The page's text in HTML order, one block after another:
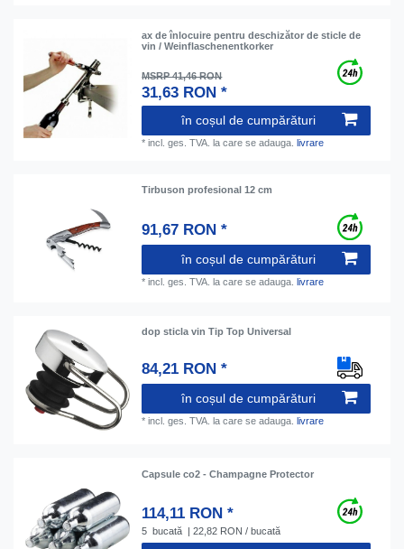
ax de înlocuire pentru deschizător de sticle de
vin / Weinflaschenentkorker
MSRP 41,46 RON
31,63 RON *
în coșul de cumpărături
*incl. ges. TVA. la care se adauga. livrare
Tirbuson profesional 12 cm
91,67 RON *
în coșul de cumpărături
*incl. ges. TVA. la care se adauga.livrare
dop sticla vin Tip Top Universal
84,21 RON *
în coșul de cumpărături
*incl. ges. TVA. la care se adauga.livrare
Capsule co2 - Champagne Protector
114,11 RON *
5 bucată | 22,82 RON / bucată